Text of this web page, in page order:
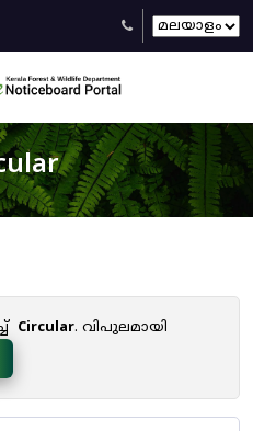
Circular. വിപുലമായി